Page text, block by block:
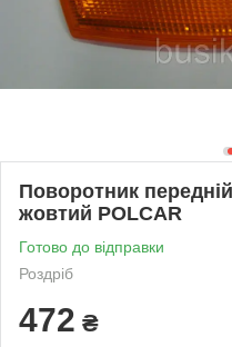
Поворотник
жовтий POLCAR
Готово до відправки
Роздріб
472 ₴